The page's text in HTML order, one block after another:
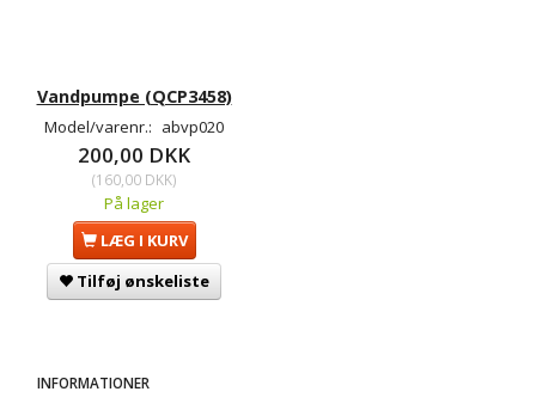
Vandpumpe (QCP3458)
Model/varenr.: abvp020
200,00 DKK
(160,00 DKK)
På lager
LÆG I KURV
Tilføj ønskeliste
INFORMATIONER